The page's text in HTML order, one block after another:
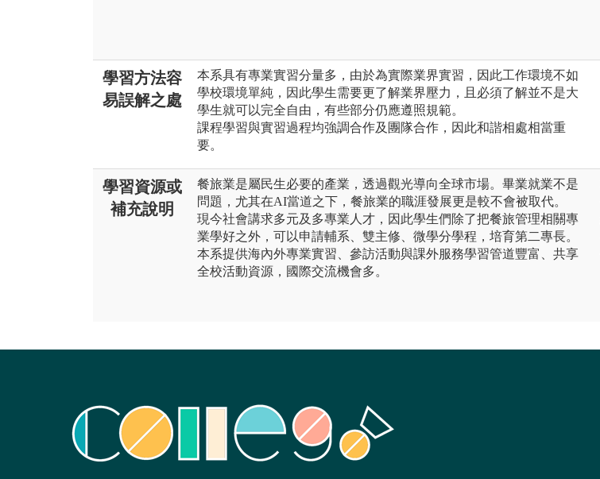
學習方法容
易誤解之處
本系具有專業實習分量多，由於為實際業界實習，因此工作環境不如
學校環境單純，因此學生需要更了解業界壓力，且必須了解並不是大
學生就可以完全自由，有些部分仍應遵照規範。
課程學習與實習過程均強調合作及團隊合作，因此和諧相處相當重
要。
學習資源或
補充說明
餐旅業是屬民生必要的產業，透過觀光導向全球市場。畢業就業不是
問題，尤其在AI當道之下，餐旅業的職涯發展更是較不會被取代。
現今社會講求多元及多專業人才，因此學生們除了把餐旅管理相關專
業學好之外，可以申請輔系、雙主修、微學分學程，培育第二專長。
本系提供海內外專業實習、參訪活動與課外服務學習管道豐富、共享
全校活動資源，國際交流機會多。